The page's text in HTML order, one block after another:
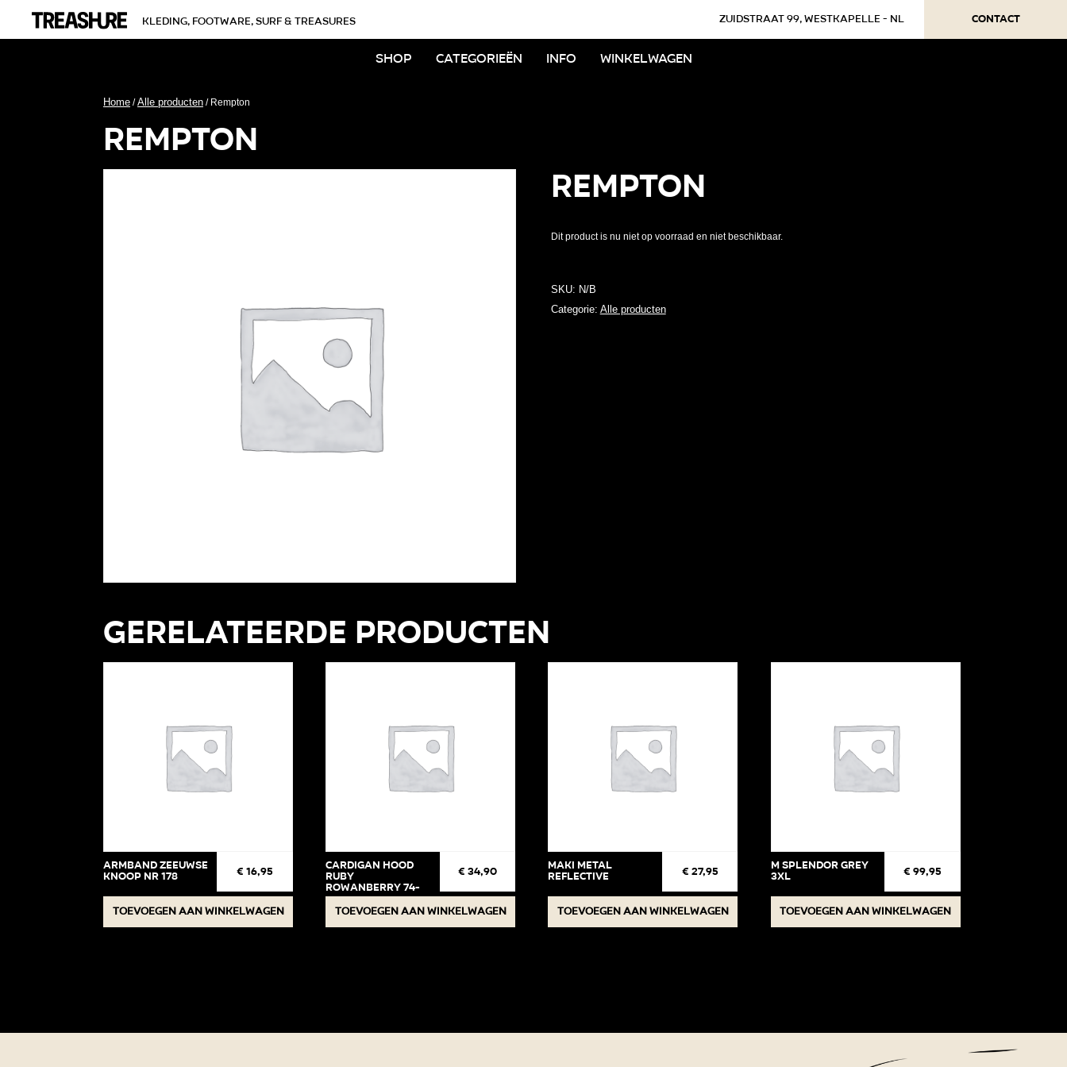
kleding, footware, surf & treasures Zuidstraat 99, Westkapelle - NL Contact
Shop Categorieën Info Winkelwagen
Home /Alle producten / Rempton
rempton
Rempton
Dit product is nu niet op voorraad en niet beschikbaar.
SKU: N/B
Categorie: Alle producten
Gerelateerde producten
Armband Zeeuwse
knoop Nr 178 € 16,95
Toevoegen aan winkelwagen
Cardigan Hood
Ruby
Rowanberry 74-
80
€ 34,90
Toevoegen aan winkelwagen
Maki Metal
Reflective € 27,95
Toevoegen aan winkelwagen
M Splendor Grey
3XL € 99,95
Toevoegen aan winkelwagen